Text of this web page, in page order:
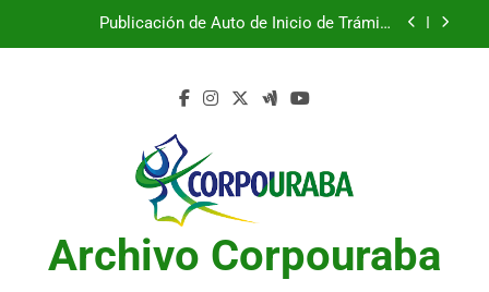
Publicación de Auto de Inicio de Trámite
Notificación por aviso
Publicación de Auto de Inicio de Trámite
Publicación de Auto de Inicio de Trámite
Archivo Corpouraba